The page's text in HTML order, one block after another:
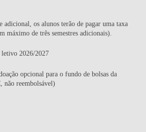
adicional, os alunos terão de pagar uma taxa
máximo de três semestres adicionais).
2026/2027
opcional para o fundo de bolsas da
não reembolsável)